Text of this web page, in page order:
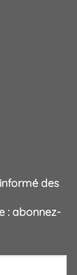
des
: abonnez-